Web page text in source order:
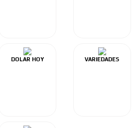
DOLAR HOY VARIEDADES